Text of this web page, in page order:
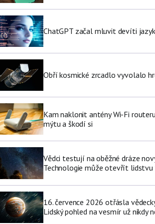
ChatGPT začal mluvit devíti
Obří kosmické zrcadlo vyvolalo
Kam naklonit antény Wi-Fi
mýtu a škodí si
Vědci testují na oběžné dráze
Technologie může otevřít lidstvu
16. července 2026 otřásla
Lidský pohled na vesmír už nikdy